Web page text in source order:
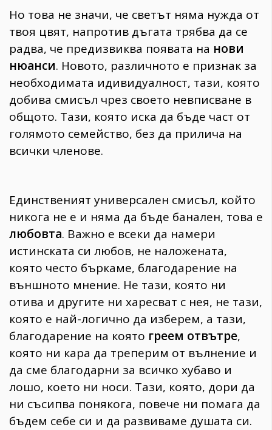
Но това не значи, че светът няма нужда от
твоя цвят, напротив дъгата трябва да се
радва, че предизвиква появата на нови
нюанси. Новото, различното е признак за
необходимата идивидуалност, тази, която
добива смисъл чрез своето невписване в
общото. Тази, която иска да бъде част от
голямото семейство, без да прилича на
всички членове.
Единственият универсален смисъл, който
никога не е и няма да бъде банален, това е
любовта. Важно е всеки да намери
истинската си любов, не наложената,
която често бъркаме, благодарение на
външното мнение. Не тази, която ни
отива и другите ни харесват с нея, не тази,
която е най-логично да изберем, а тази,
благодарение на която греем отвътре,
която ни кара да треперим от вълнение и
да сме благодарни за всичко хубаво и
лошо, което ни носи. Тази, която, дори да
ни съсипва понякога, повече ни помага да
бъдем себе си и да развиваме душата си.